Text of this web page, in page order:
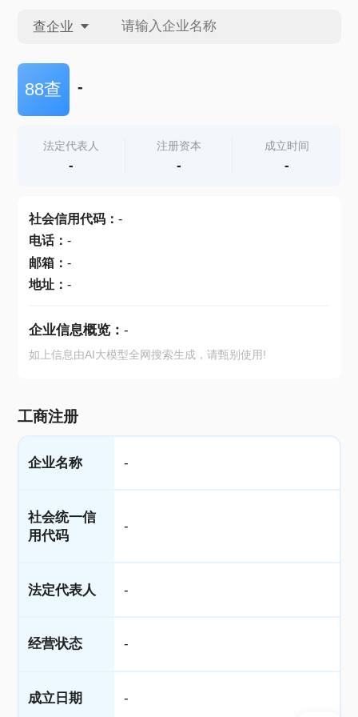
查企业
查企业
查产地
88查 -
法定代表人
-
注册资本
-
成立时间
-
社会信用代码： -
电话： -
邮箱： -
地址： -
企业信息概览： -
如上信息由AI大模型全网搜索生成，请甄别使用!
工商注册
企业名称 -
社会统一信
用代码
-
法定代表人 -
经营状态 -
成立日期 -